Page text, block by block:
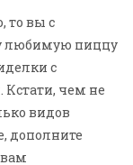
то вы с
любимую пиццу
с
чем не
видов
дополните